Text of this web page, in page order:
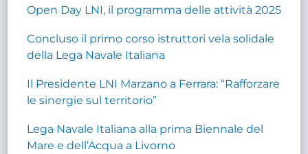
Open Day LNI, il programma delle attività 2025
Concluso il primo corso istruttori vela solidale
della Lega Navale Italiana
Il Presidente LNI Marzano a Ferrara: “Rafforzare
le sinergie sul territorio”
Lega Navale Italiana alla prima Biennale del
Mare e dell’Acqua a Livorno